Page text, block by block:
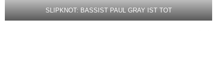
SLIPKNOT: BASSIST PAUL GRAY IST TOT